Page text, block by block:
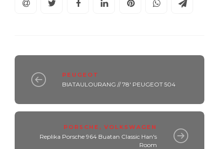
PEUGEOT
BIATAULOURANG // 78' PEUGEOT 504
PORSCHE , VOLKSWAGEN
Replika Porsche 964 Buatan Classic Han's
Room